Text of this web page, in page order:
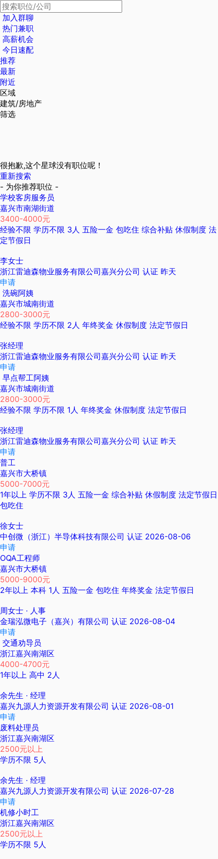
加入群聊
热门兼职
高薪机会
今日速配
推荐
最新
附近
区域
建筑/房地产
筛选
很抱歉,这个星球没有职位呢！
重新搜索
- 为你推荐职位 -
学校客房服务员
嘉兴市南湖街道
3400-4000元
经验不限 学历不限 3人 五险一金 包吃住 综合补贴 休假制度 法
定节假日
李女士
浙江雷迪森物业服务有限公司嘉兴分公司 认证 昨天
申请
洗碗阿姨
嘉兴市城南街道
2800-3000元
经验不限 学历不限 2人 年终奖金 休假制度 法定节假日
张经理
浙江雷迪森物业服务有限公司嘉兴分公司 认证 昨天
申请
早点帮工阿姨
嘉兴市城南街道
2800-3000元
经验不限 学历不限 1人 年终奖金 休假制度 法定节假日
张经理
浙江雷迪森物业服务有限公司嘉兴分公司 认证 昨天
申请
普工
嘉兴市大桥镇
5000-7000元
1年以上 学历不限 3人 五险一金 综合补贴 休假制度 法定节假日
包吃住
徐女士
中创微（浙江）半导体科技有限公司 认证 2026-08-06
申请
OQA工程师
嘉兴市大桥镇
5000-9000元
2年以上 本科 1人 五险一金 包吃住 年终奖金 法定节假日
周女士 · 人事
金瑞泓微电子（嘉兴）有限公司 认证 2026-08-04
申请
交通劝导员
浙江嘉兴南湖区
4000-4700元
1年以上 高中 2人
余先生 · 经理
嘉兴九源人力资源开发有限公司 认证 2026-08-01
申请
废料处理员
浙江嘉兴南湖区
2500元以上
学历不限 5人
余先生 · 经理
嘉兴九源人力资源开发有限公司 认证 2026-07-28
申请
机修小时工
浙江嘉兴南湖区
2500元以上
学历不限 5人